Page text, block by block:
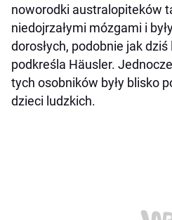
noworodki australopiteków
niedojrzałymi mózgami i
dorosłych, podobnie jak
podkreśla Häusler.
tych osobników były blisko
dzieci ludzkich.